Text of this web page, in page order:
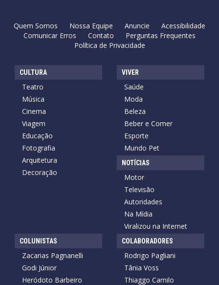
Quem Somos Nossa Equipe Anuncie
Acessibilidade
Comunicar Erros
Contato
Perguntas Frequentes
Política de Privacidade
CULTURA
Teatro
Música
Cinema
Viagem
Educação
Fotografia
Arquitetura
Decoração
VIVER
Saúde
Moda
Beleza
Beber e Comer
Esporte
Mundo Pet
NOTÍCIAS
Motor
Televisão
Autoridades
Na Mídia
Viralizou na Internet
COLUNISTAS
Zacarias Pagnanelli
Godi Júnior
Heródoto Barbeiro
COLABORADORES
Rodrigo Pagliani
Tânia Voss
Thiaggo Camilo